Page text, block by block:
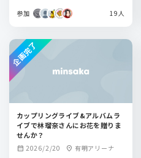
参加 19人
カップリングライブ&アルバムラ
イブで林瑠奈さんにお花を贈りま
せんか？
calendar_month 2026/2/20 location_on 有明アリーナ
企画完了